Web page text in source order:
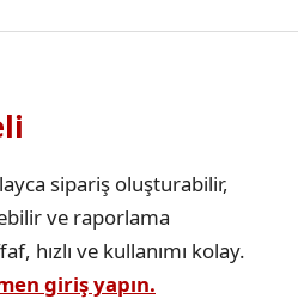
sipariş oluşturabilir,
ve raporlama
hızlı ve kullanımı kolay.
giriş yapın.